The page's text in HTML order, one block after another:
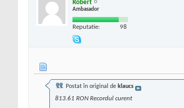
Robert
Ambasador
Reputatie: 98
Postat în original de klaucs
813.61 RON Recordul curent